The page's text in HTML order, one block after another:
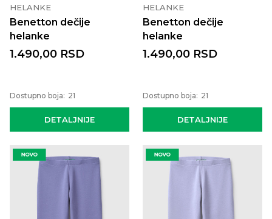
HELANKE
Benetton dečije
helanke
DETALJNIJE
1.490,00 RSD
Dostupno boja: 21
HELANKE
Benetton dečije
helanke
DETALJNIJE
1.490,00 RSD
Dostupno boja: 21